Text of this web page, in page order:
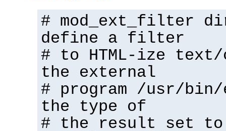
# mod_ext_filter
define a filter
# to HTML-ize
the external
# program /usr/
the type of
# the result set